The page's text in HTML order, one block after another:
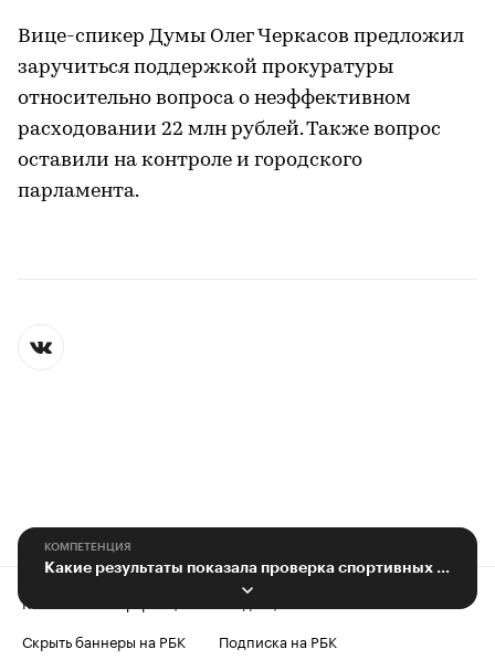
Вице-спикер Думы Олег Черкасов предложил
заручиться поддержкой прокуратуры
относительно вопроса о неэффективном
расходовании 22 млн рублей. Также вопрос
оставили на контроле и городского
парламента.
КОМПЕТЕНЦИЯ
Какие результаты показала проверка спортивных школ города Воронежа
Контактная информация
Редакция
Скрыть баннеры на РБК
Подписка на РБК